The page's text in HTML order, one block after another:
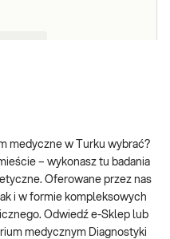
medyczne w Turku wybrać?
– wykonasz tu badania
Oferowane przez nas
i w formie kompleksowych
Odwiedź e-Sklep lub
medycznym Diagnostyki